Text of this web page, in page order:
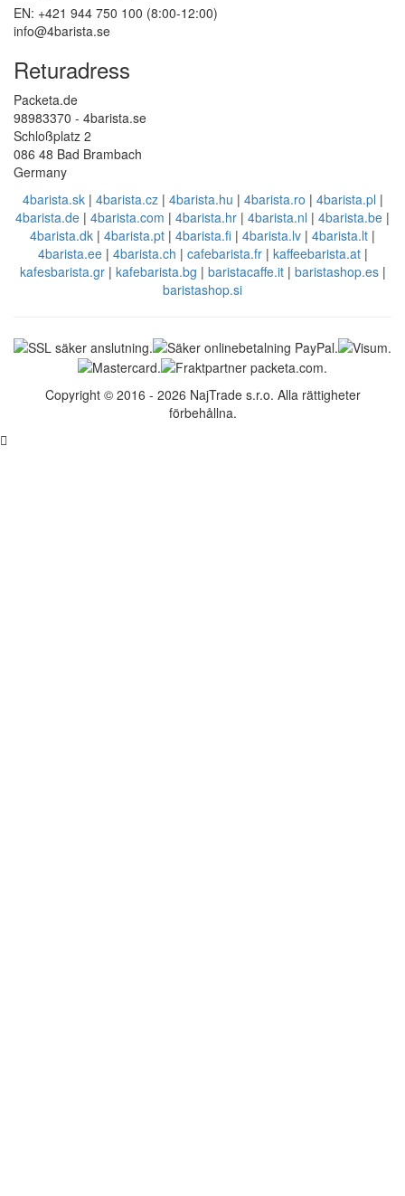
EN: +421 944 750 100 (8:00-12:00)
info@4barista.se
Returadress
Packeta.de
98983370 - 4barista.se
Schloßplatz 2
086 48 Bad Brambach
Germany
4barista.sk| 4barista.cz| 4barista.hu | 4barista.ro | 4barista.pl |
4barista.de | 4barista.com | 4barista.hr | 4barista.nl | 4barista.be |
4barista.dk | 4barista.pt | 4barista.fi | 4barista.lv | 4barista.lt |
4barista.ee| 4barista.ch | cafebarista.fr| kaffeebarista.at|
kafesbarista.gr| kafebarista.bg | baristacaffe.it| baristashop.es|
baristashop.si
Copyright © 2016 - 2026 NajTrade s.r.o. Alla rättigheter
förbehållna.